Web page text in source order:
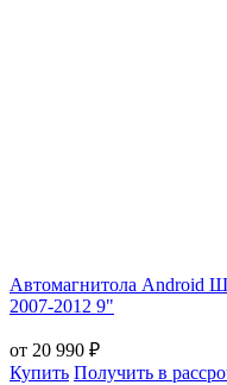
Автомагнитола Android
2007-2012 9"
от 20 990 ₽
Купить Получить в